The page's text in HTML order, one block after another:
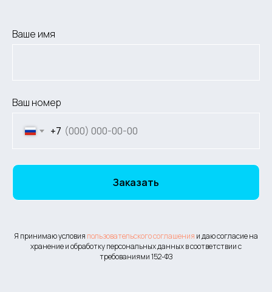
Ваше имя
Ваш номер
+7
Заказать
Я принимаю условия пользовательского соглашения и даю согласие на
хранение и обработку персональных данных в соответствии с
требованиями 152-ФЗ